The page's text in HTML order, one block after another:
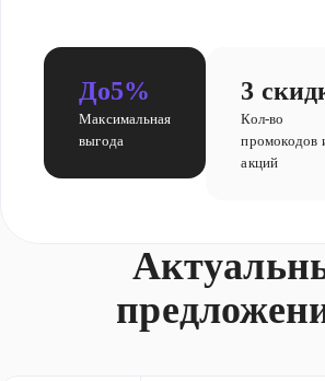
До5%
Максимальная
выгода
3
Кол-во
промокодов
акций